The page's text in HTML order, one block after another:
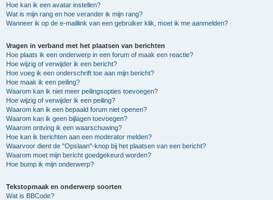
Hoe kan ik een avatar instellen?
Wat is mijn rang en hoe verander ik mijn rang?
Wanneer ik op de e-maillink van een gebruiker klik, moet ik me aanmelden?
Vragen in verband met het plaatsen van berichten
Hoe plaats ik een onderwerp in een forum of maak een reactie?
Hoe wijzig of verwijder ik een bericht?
Hoe voeg ik een onderschrift toe aan mijn bericht?
Hoe maak ik een peiling?
Waarom kan ik niet meer peilingsopties toevoegen?
Hoe wijzig of verwijder ik een peiling?
Waarom kan ik een bepaald forum niet openen?
Waarom kan ik geen bijlagen toevoegen?
Waarom ontving ik een waarschuwing?
Hoe kan ik berichten aan een moderator melden?
Waarvoor dient de "Opslaan"-knop bij het plaatsen van een bericht?
Waarom moet mijn bericht goedgekeurd worden?
Hoe bump ik mijn onderwerp?
Tekstopmaak en onderwerp soorten
Wat is BBCode?